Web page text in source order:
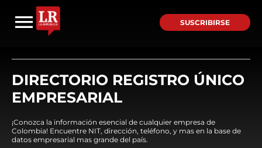
SUSCRIBIRSE
DIRECTORIO REGISTRO ÚNICO
EMPRESARIAL
¡Conozca la información esencial de cualquier empresa de
Colombia! Encuentre NIT, dirección, teléfono, y mas en la base de
datos empresarial mas grande del país.